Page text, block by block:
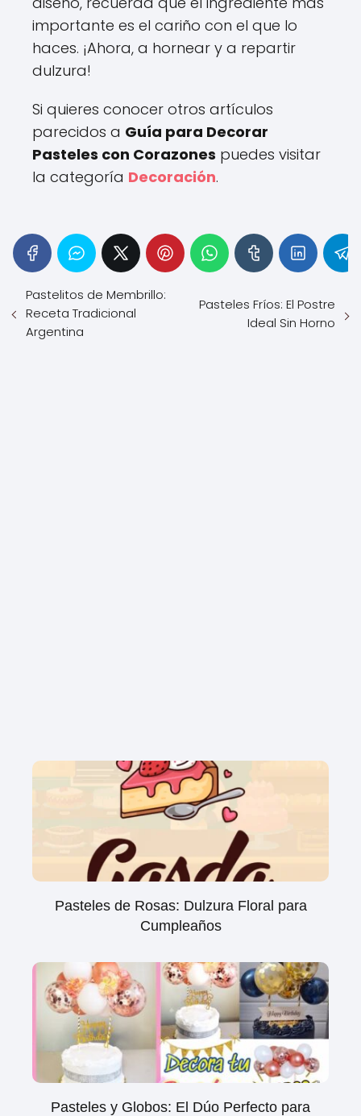
importante es el cariño con el que lo
haces. ¡Ahora, a hornear y a repartir
dulzura!
Si quieres conocer otros artículos
parecidos a Guía para Decorar
Pasteles con Corazones puedes visitar
la categoría Decoración.
Pastelitos de Membrillo:
Receta Tradicional
Argentina
Pasteles Fríos: El Postre
Ideal Sin Horno
Pasteles de Rosas: Dulzura Floral para
Cumpleaños
Pasteles y Globos: El Dúo Perfecto para